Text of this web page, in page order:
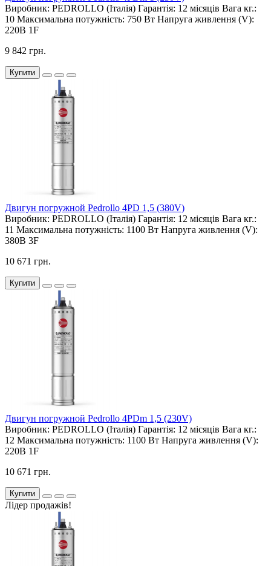
Виробник: PEDROLLO (Італія) Гарантія: 12 місяців Вага кг.:
10 Максимальна потужність: 750 Вт Напруга живлення (V):
220В 1F
9 842 грн.
Купити
Двигун погружной Pedrollo 4PD 1,5 (380V)
Виробник: PEDROLLO (Італія) Гарантія: 12 місяців Вага кг.:
11 Максимальна потужність: 1100 Вт Напруга живлення (V):
380В 3F
10 671 грн.
Купити
Двигун погружной Pedrollo 4PDm 1,5 (230V)
Виробник: PEDROLLO (Італія) Гарантія: 12 місяців Вага кг.:
12 Максимальна потужність: 1100 Вт Напруга живлення (V):
220В 1F
10 671 грн.
Купити
Лідер продажів!